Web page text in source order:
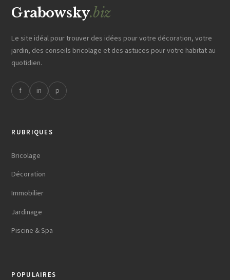
Grabowsky.biz
Le site idéal pour trouver des idées pour votre décoration, votre
jardin, des conseils bricolage et des astuces pour votre habitat au
quotidien.
f in p
RUBRIQUES
Bricolage
Décoration
Immobilier
Jardinage
Piscine & Spa
POPULAIRES